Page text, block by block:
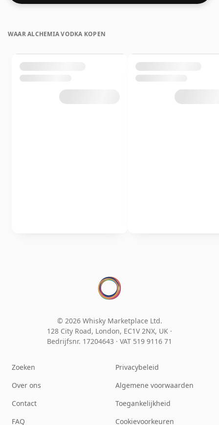
WAAR ALCHEMIA VODKA KOPEN
© 2026 Whisky Marketplace Ltd.
128 City Road, London, EC1V 2NX, UK ·
Bedrijfsnr. 17204643 · VAT 519 9116 71
Zoeken
Over ons
Contact
FAQ
Privacybeleid
Algemene voorwaarden
Toegankelijkheid
Cookievoorkeuren